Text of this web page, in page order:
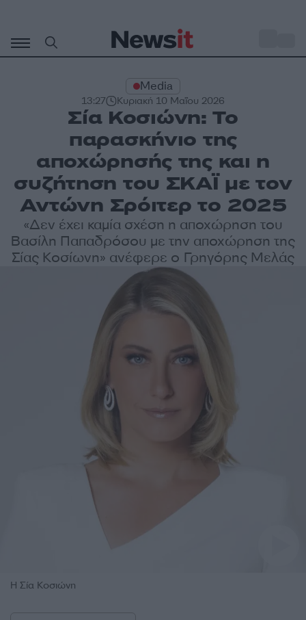
περιεχόμενο
Media
13:27 Κυριακή 10 Μαΐου 2026
Σία Κοσιώνη: Το
παρασκήνιο της
αποχώρησής της και η
συζήτηση του ΣΚΑΪ με τον
Αντώνη Σρόιτερ το 2025
«Δεν έχει καμία σχέση η αποχώρηση του
Βασίλη Παπαδρόσου με την αποχώρηση της
Σίας Κοσίωνη» ανέφερε ο Γρηγόρης Μελάς
Η Σία Κοσιώνη